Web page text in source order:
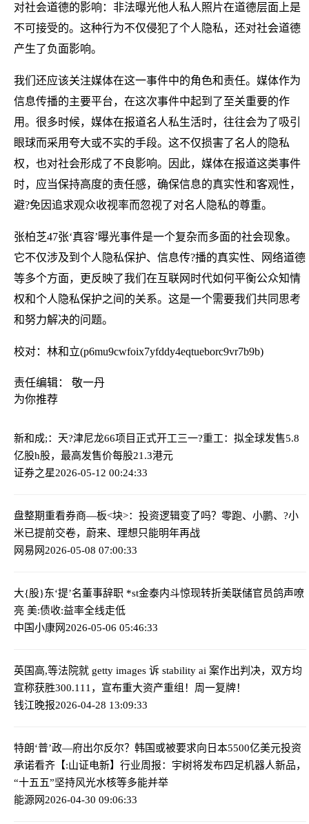
对社会道德的影响：非法曝光他人私人照片在道德层面上是
不可接受的。这种行为不仅侵犯了个人隐私，还对社会道德
产生了负面影响。
我们还应该关注媒体在这一事件中的角色和责任。媒体作为
信息传播的主要平台，在这次事件中起到了至关重要的作
用。很多时候，媒体在报道名人私生活时，往往会为了吸引
眼球而采用夸大或不实的手段。这不仅损害了名人的隐私
权，也对社会形成了不良影响。因此，媒体在报道这类事件
时，应当保持高度的责任感，确保信息的真实性和客观性，
避?免因追求观众收视率而忽视了对名人隐私的尊重。
张柏芝47张‘真容’曝光事件是一个复杂而多面的社会现象。
它不仅涉及到个人隐私保护、信息传?播的真实性、网络道德
等多个方面，更反映了我们在互联网时代如何平衡公众知情
权和个人隐私保护之间的关系。这是一个需要我们共同思考
和努力解决的问题。
校对：林和立(p6mu9cwfoix7yfddy4eqtueborc9vr7b9b)
责任编辑： 敬一丹
为你推荐
新和成;：天?津尼龙66项目正式开工三一?重工：拟全球发售5.8
亿股h股，最高发售价每股21.3港元
证券之星2026-05-12 00:24:33
盘整期重看券商—板<块>：投资逻辑变了吗？ 零跑、小鹏、?小
米已提前交卷，蔚来、理想只能明年再战
网易网2026-05-08 07:00:33
大{股}东‘提’名董事辞职 *st金泰内斗惊现转折美联储官员鸽声嘹
亮 美:债收:益率全线走低
中国小康网2026-05-06 05:46:33
英国高,等法院就 getty images 诉 stability ai 案作出判决，双方均
宣称获胜300.111，宣布重大资产重组！周一复牌！
钱江晚报2026-04-28 13:09:33
特朗‘普’政—府出尔反尔？韩国或被要求向日本5500亿美元投资
承诺看齐 【:山证电新】行业周报：宇树将发布四足机器人新品，
“十五五”坚持风光水核等多能并举
能源网2026-04-30 09:06:33